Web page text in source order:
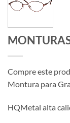
Compre este
Montura para
HQMetal alta